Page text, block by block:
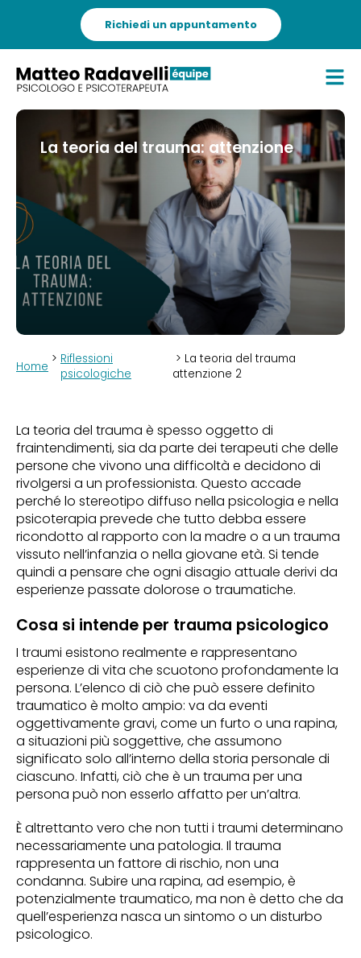
Richiedi un appuntamento
La teoria del trauma: attenzione
Home > Riflessioni
psicologiche
> La teoria del trauma
attenzione 2
La teoria del trauma è spesso oggetto di
fraintendimenti, sia da parte dei terapeuti che delle
persone che vivono una difficoltà e decidono di
rivolgersi a un professionista. Questo accade
perché lo stereotipo diffuso nella psicologia e nella
psicoterapia prevede che tutto debba essere
ricondotto al rapporto con la madre o a un trauma
vissuto nell’infanzia o nella giovane età. Si tende
quindi a pensare che ogni disagio attuale derivi da
esperienze passate dolorose o traumatiche.
Cosa si intende per trauma psicologico
I traumi esistono realmente e rappresentano
esperienze di vita che scuotono profondamente la
persona. L’elenco di ciò che può essere definito
traumatico è molto ampio: va da eventi
oggettivamente gravi, come un furto o una rapina,
a situazioni più soggettive, che assumono
significato solo all’interno della storia personale di
ciascuno. Infatti, ciò che è un trauma per una
persona può non esserlo affatto per un’altra.
È altrettanto vero che non tutti i traumi determinano
necessariamente una patologia. Il trauma
rappresenta un fattore di rischio, non una
condanna. Subire una rapina, ad esempio, è
potenzialmente traumatico, ma non è detto che da
quell’esperienza nasca un sintomo o un disturbo
psicologico.